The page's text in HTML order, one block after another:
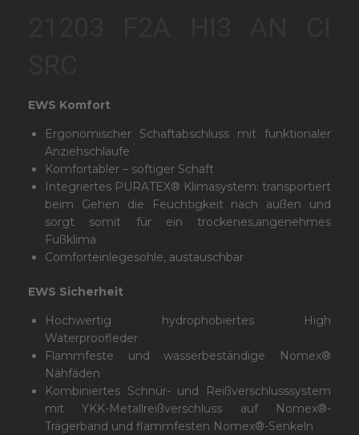
EWS Komfort
Ergonomischer Schaftabschluss mit funktionaler
Anziehschlaufe
Komfortabler – softiger Schaft
Integriertes PURATEX® Klimasystem: transportiert
beim Gehen die Feuchtigkeit nach außen und
sorgt somit für ein trockenes,angenehmes
Fußklima
Comforteinlegesohle, austauschbar
EWS Sicherheit
Hochwertig hydrophobiertes High
Waterproofleder
Flammfeste und wasserbeständige Nomex®
Nähfäden
Kombiniertes Schnür- und Reißverschlusssystem
mit YKK-Metallreißverschluss auf Nomex®-
Trägerband und flammfesten Nomex®-Senkeln